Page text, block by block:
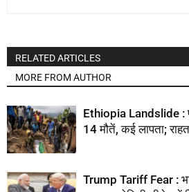
RELATED ARTICLES
MORE FROM AUTHOR
Ethiopia Landslide :
14 मौतें, कई लापता;
Trump Tariff Fear :